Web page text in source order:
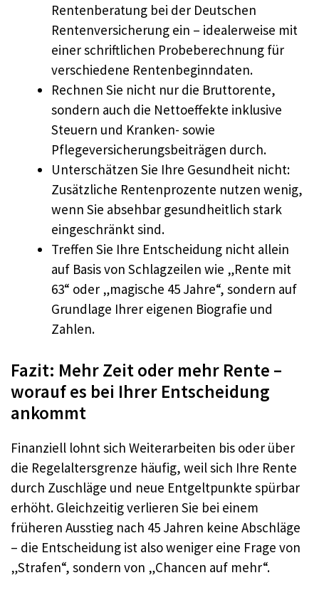
Rentenberatung bei der Deutschen
Rentenversicherung ein – idealerweise mit
einer schriftlichen Probeberechnung für
verschiedene Rentenbeginndaten.
Rechnen Sie nicht nur die Bruttorente,
sondern auch die Nettoeffekte inklusive
Steuern und Kranken- sowie
Pflegeversicherungsbeiträgen durch.
Unterschätzen Sie Ihre Gesundheit nicht:
Zusätzliche Rentenprozente nutzen wenig,
wenn Sie absehbar gesundheitlich stark
eingeschränkt sind.
Treffen Sie Ihre Entscheidung nicht allein
auf Basis von Schlagzeilen wie „Rente mit
63“ oder „magische 45 Jahre“, sondern auf
Grundlage Ihrer eigenen Biografie und
Zahlen.
Fazit: Mehr Zeit oder mehr Rente –
worauf es bei Ihrer Entscheidung
ankommt
Finanziell lohnt sich Weiterarbeiten bis oder über
die Regelaltersgrenze häufig, weil sich Ihre Rente
durch Zuschläge und neue Entgeltpunkte spürbar
erhöht. Gleichzeitig verlieren Sie bei einem
früheren Ausstieg nach 45 Jahren keine Abschläge
– die Entscheidung ist also weniger eine Frage von
„Strafen“, sondern von „Chancen auf mehr“.